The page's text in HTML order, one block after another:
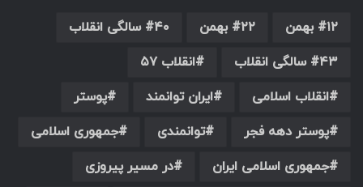
۱۲ بهمن ۲۲ بهمن
۴۰ سالگی انقلاب
۴۳ سالگی انقلاب
انقلاب ۵۷
انقلاب اسلامی
ایران توانمند
پوستر
پوستر دهه فجر
توانمندی
جمهوری اسلامی
جمهوری اسلامی ایران
در مسیر پیروزی